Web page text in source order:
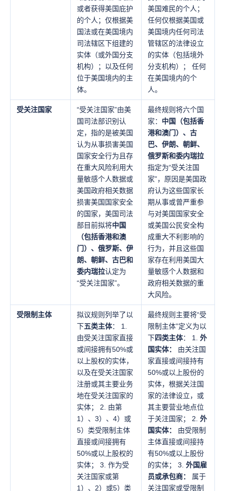
或者获得美国庇护
的个人；仅根据美
国法或在美国境内
司法辖区下组建的
实体（或外国分支
机构）；以及任何
位于美国境内的主
体。
美国难民的个人；
任何仅根据美国或
美国境内任何司法
管辖区的法律设立
的实体（包括境外
分支机构）； 任何
在美国境内的个
人。
受关注国家
“受关注国家”由美
国司法部识别认
定，指的是被美国
认为从事损害美国
国家安全行为且存
在重大风险利用大
量敏感个人数据或
美国政府相关数据
损害美国国家安全
的国家，美国司法
部目前拟将中国
（包括香港和澳
门）、俄罗斯、伊
朗、朝鲜、古巴和
委内瑞拉认定为
“受关注国家”。
最终规则将六个国
家： 中国（包括香
港和澳门）、古
巴、伊朗、朝鲜、
俄罗斯和委内瑞拉
指定为“受关注国
家”，原因是美国政
府认为这些国家长
期从事或曾严重参
与对美国国家安全
或美国公民安全构
成重大不利影响的
行为，并且这些国
家存在利用美国大
量敏感个人数据和
政府相关数据的重
大风险。
受限制主体
拟议规则列举了以
下五类主体： 1.
由受关注国家直接
或间接拥有50%或
以上股权的实体，
以及在受关注国家
注册或其主要业务
地在受关注国家的
实体； 2. 由第
1）、3）、4）或
5）类受限制主体
直接或间接拥有
50%或以上股权的
实体； 3. 作为受
关注国家或第
1）、2）或5）类
最终规则主要将“受
限制主体”定义为以
下四类主体： 1. 外
国实体：
由关注国
家直接或间接持有
50%或以上股份的
实体，根据关注国
家的法律设立，或
其主要营业地点位
于关注国家； 2. 外
国实体：
由受限制
主体直接或间接持
有50%或以上股份
的实体； 3. 外国雇
员或承包商：
属于
关注国家或受限制